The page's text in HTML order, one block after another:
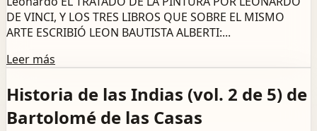
DE VINCI, Y LOS TRES LIBROS QUE SOBRE EL MISMO
ARTE ESCRIBIÓ LEON BAUTISTA ALBERTI:...
Leer más
Historia de las Indias (vol. 2 de 5) de
Bartolomé de las Casas